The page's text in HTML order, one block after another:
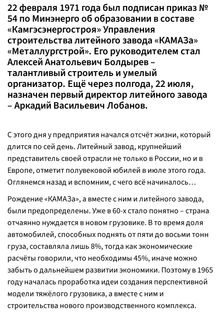
22 февраля 1971 года был подписан приказ №
54 по Минэнерго об образовании в составе
«Камгэсэнергостроя» Управления
строительства литейного завода «КАМАЗа»
«Металлургстрой». Его руководителем стал
Алексей Анатольевич Болдырев –
талантливый строитель и умелый
организатор. Ещё через полгода, 22 июля,
назначен первый директор литейного завода
– Аркадий Васильевич Лобанов.
С этого дня у предприятия начался отсчёт жизни, который
длится по сей день. Литейный завод, крупнейший
представитель своей отрасли не только в России, но и в
Европе, отметит полувековой юбилей в июле этого года.
Оглянемся назад и вспомним, с чего всё начиналось…
Рождение «КАМАЗа», а вместе с ним и литейного завода,
были предопределены. Уже в 60-х стало понятно – страна
отчаянно нуждается в новом грузовике. В то время доля
автомобилей, способных поднять от пяти до восьми тонн
груза, составляла лишь 8%, тогда как экономические
расчёты говорили, что необходимы 45%, иначе можно
забыть о дальнейшем развитии экономики. Поэтому в 1965
году началась проработка идеи создания перспективной
модели тяжёлого грузовика, а вместе с ним и
строительства нового производственного комплекса.